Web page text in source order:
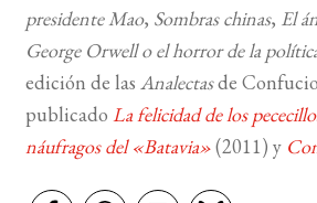
presidente Mao, Sombras chinas, El
George Orwell o el horror de la
edición de las Analectasde
publicado La felicidad de los
náufragos del «Batavia»(2011) y